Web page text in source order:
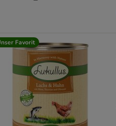
Favorit